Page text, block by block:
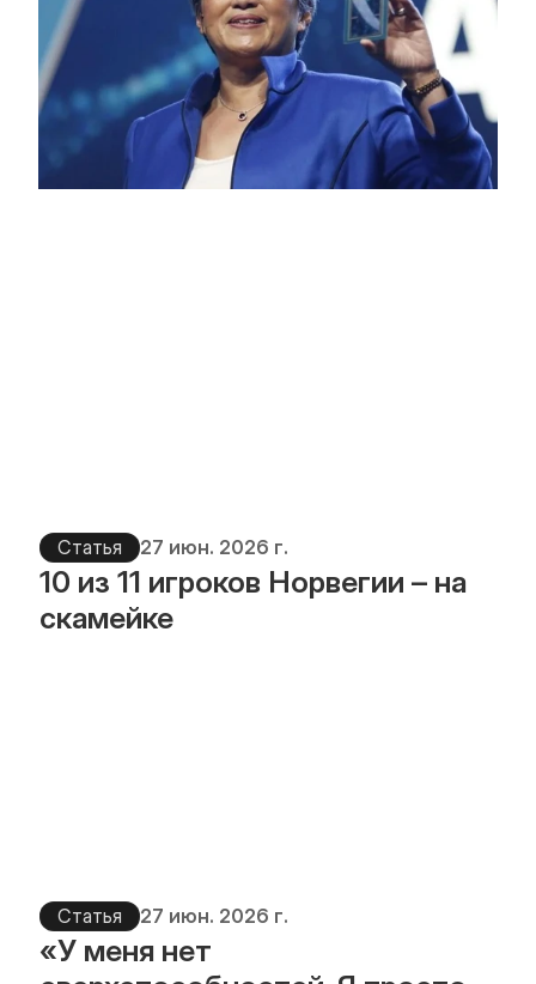
Статья 27 июн. 2026 г.
10 из 11 игроков Норвегии – на
скамейке
Статья 27 июн. 2026 г.
«У меня нет